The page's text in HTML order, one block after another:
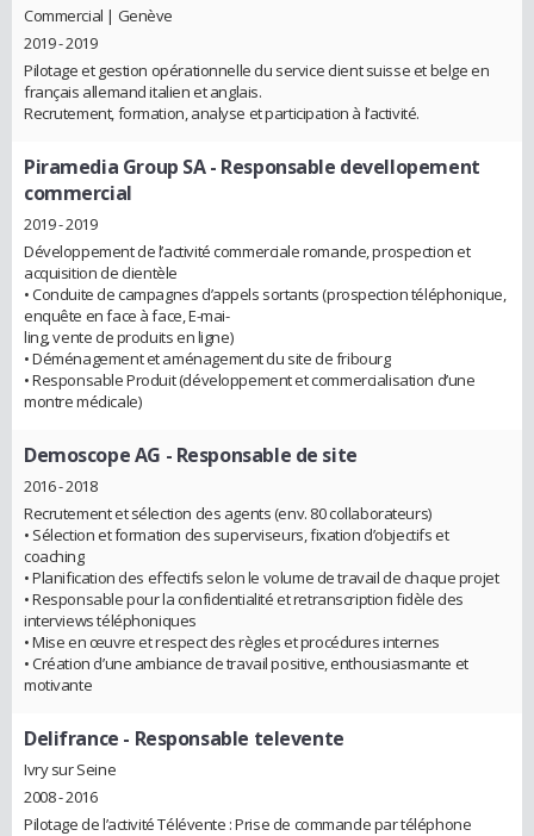
Commercial | Genève
2019 - 2019
Pilotage et gestion opérationnelle du service client suisse et belge en
français allemand italien et anglais.
Recrutement, formation, analyse et participation à l’activité.
Piramedia Group SA- Responsable devellopement
commercial
2019 - 2019
Développement de l’activité commerciale romande, prospection et
acquisition de clientèle
• Conduite de campagnes d’appels sortants (prospection téléphonique,
enquête en face à face, E-mai-
ling, vente de produits en ligne)
• Déménagement et aménagement du site de fribourg
• Responsable Produit (développement et commercialisation d’une
montre médicale)
Demoscope AG - Responsable de site
2016 - 2018
Recrutement et sélection des agents (env. 80 collaborateurs)
• Sélection et formation des superviseurs, fixation d’objectifs et
coaching
• Planification des effectifs selon le volume de travail de chaque projet
• Responsable pour la confidentialité et retranscription fidèle des
interviews téléphoniques
• Mise en œuvre et respect des règles et procédures internes
• Création d’une ambiance de travail positive, enthousiasmante et
motivante
Delifrance - Responsable televente
Ivry sur Seine
2008 - 2016
Pilotage de l’activité Télévente : Prise de commande par téléphone